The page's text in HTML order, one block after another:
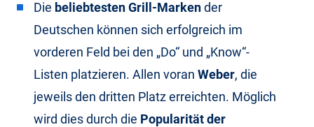
Die beliebtesten Grill-Markender
Deutschen können sich erfolgreich im
vorderen Feld bei den „Do“ und „Know“-
Listen platzieren. Allen voran Weber, die
jeweils den dritten Platz erreichten. Möglich
wird dies durch die Popularität der